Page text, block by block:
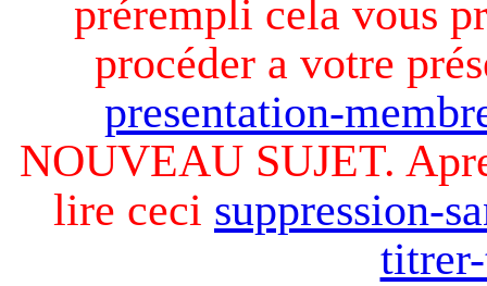
prérempli cela vous
procéder a votre
presentation-
NOUVEAU SUJET.
lire ceci suppression-